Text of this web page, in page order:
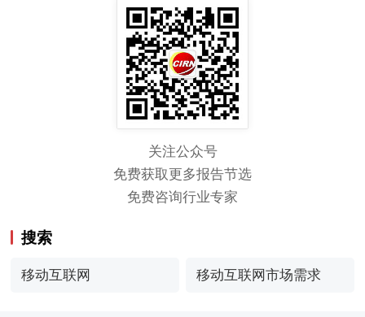
关注公众号
免费获取更多报告节选
免费咨询行业专家
搜索
移动互联网 移动互联网市场需求